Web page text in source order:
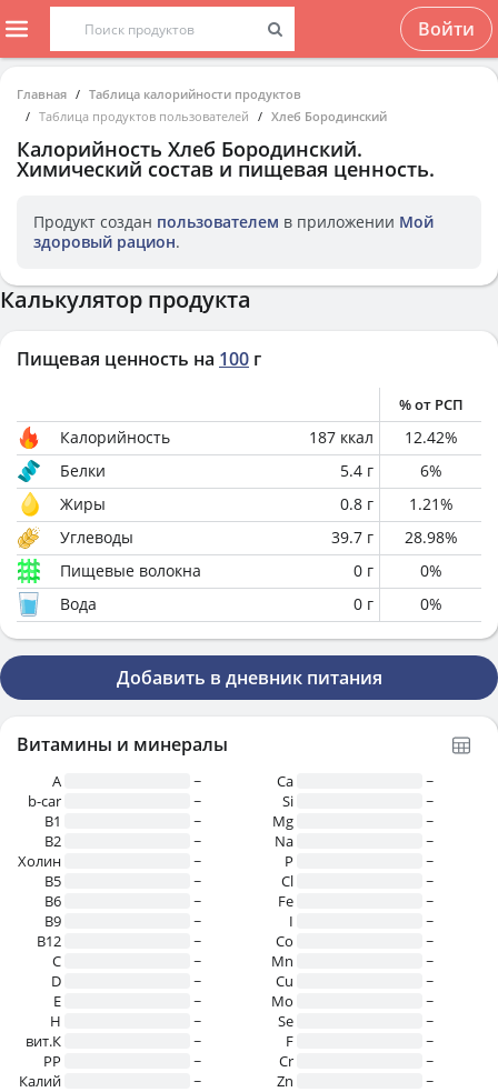
Войти
Главная
Таблица калорийности продуктов
Таблица продуктов пользователей
Хлеб Бородинский
Калорийность Хлеб Бородинский.
Химический состав и пищевая ценность.
Продукт создан пользователем в приложении Мой
здоровый рацион.
Калькулятор продукта
Пищевая ценность на 100 г
% от РСП
Калорийность 187 ккал 12.42%
Белки
5.4 г 6%
Жиры
0.8 г 1.21%
Углеводы
39.7 г 28.98%
Пищевые волокна
0 г 0%
Вода
0 г 0%
Добавить в дневник питания
Витамины и минералы
A
~
b-car
~
В1
~
B2
~
Холин
~
B5
~
B6
~
B9
~
B12
~
C
~
D
~
E
~
H
~
вит.К
~
PP
~
Калий
~
Ca
~
Si
~
Mg
~
Na
~
P
~
Cl
~
Fe
~
I
~
Co
~
Mn
~
Cu
~
Mo
~
Se
~
F
~
Cr
~
Zn
~